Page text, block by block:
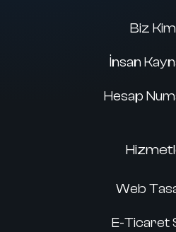
Biz
İnsan
Hesap
Web
E-Ticaret